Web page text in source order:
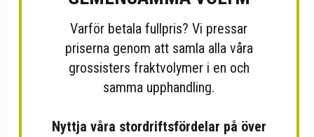
Halsband
Varför betala fullpris? Vi pressar
priserna genom att samla alla våra
grossisters fraktvolymer i en och
samma upphandling.
Nyttja våra stordriftsfördelar på över